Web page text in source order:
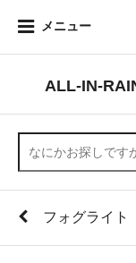
メニュー
ALL-IN-
フォグライト